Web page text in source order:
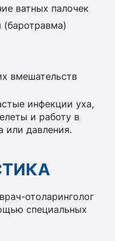
ватных палочек
(баротравма)
вмешательств
инфекции уха,
и работу в
или давления.
отоларинголог
специальных